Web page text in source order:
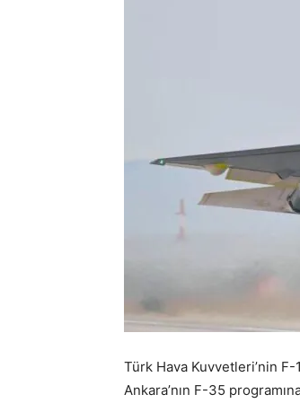
Türk Hava Kuvvetleri’nin
Ankara’nın F-35